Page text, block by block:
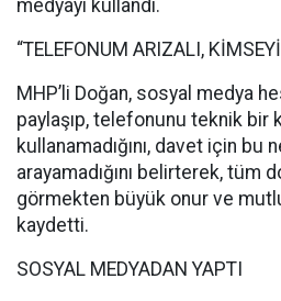
medyayı kullandı.
“TELEFONUM ARIZALI,
MHP’li Doğan, sosyal medya
paylaşıp, telefonunu teknik bir
kullanamadığını, davet için bu
arayamadığını belirterek, tüm
görmekten büyük onur ve
kaydetti.
SOSYAL MEDYADAN YAPTI